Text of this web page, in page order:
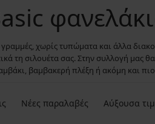
χωρίς τυπώματα και άλλα
τη σιλουέτα σας. Στην συλλογή μας
βαμβακερή πλέξη ή ακόμη και
Νέες παραλαβές Αύξουσα